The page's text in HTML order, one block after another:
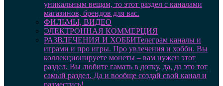
уникальным вещам, то этот раздел с каналами
магазинов, брендов для вас.
ФИЛЬМЫ, ВИДЕО
ЭЛЕКТРОННАЯ КОММЕРЦИЯ
РАЗВЛЕЧЕНИЯ И ХОББИТелеграм каналы и
играми и про игры. Про увлечения и хобби. Вы
коллекционируете монеты – вам нужен этот
раздел. Вы любите гамать в дотку, да, да это тот
самый раздел. Да и вообще создай свой канал и
разместись!